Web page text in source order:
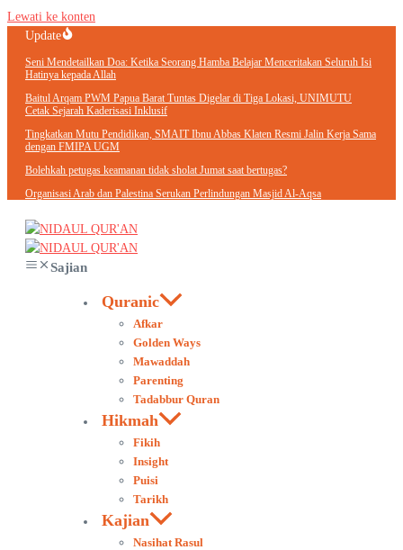
Lewati ke konten
Update
Seni Mendetailkan Doa: Ketika Seorang Hamba Belajar Menceritakan Seluruh Isi
Hatinya kepada Allah
Baitul Arqam PWM Papua Barat Tuntas Digelar di Tiga Lokasi, UNIMUTU
Cetak Sejarah Kaderisasi Inklusif
Tingkatkan Mutu Pendidikan, SMAIT Ibnu Abbas Klaten Resmi Jalin Kerja Sama
dengan FMIPA UGM
Bolehkah petugas keamanan tidak sholat Jumat saat bertugas?
Organisasi Arab dan Palestina Serukan Perlindungan Masjid Al-Aqsa
Sajian
Quranic
Afkar
Golden Ways
Mawaddah
Parenting
Tadabbur Quran
Hikmah
Fikih
Insight
Puisi
Tarikh
Kajian
Nasihat Rasul